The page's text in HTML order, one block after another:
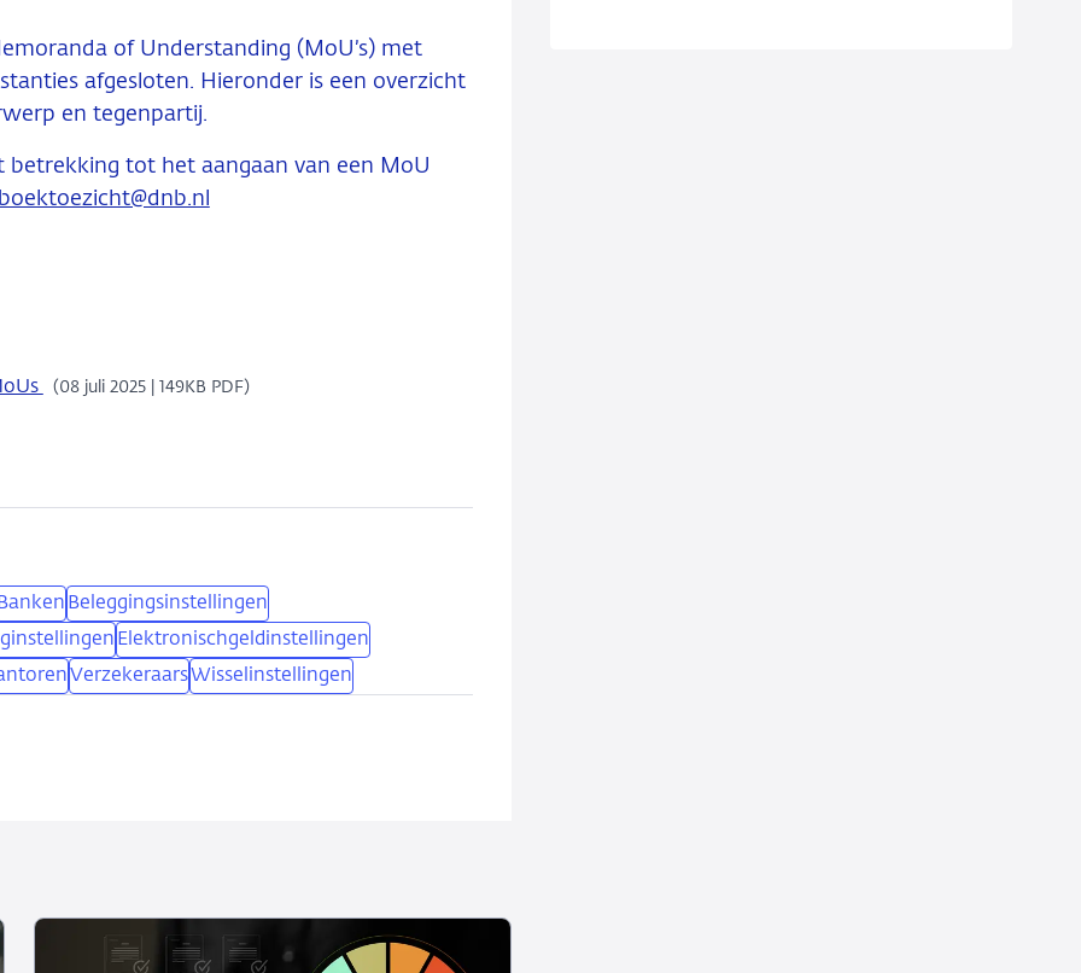
of Understanding (MoU’s) met
afgesloten. Hieronder is een overzicht
en tegenpartij.
betrekking tot het aangaan van een MoU
(08 juli 2025 | 149KB PDF)
Banken Beleggingsinstellingen
Elektronischgeldinstellingen
Verzekeraars Wisselinstellingen